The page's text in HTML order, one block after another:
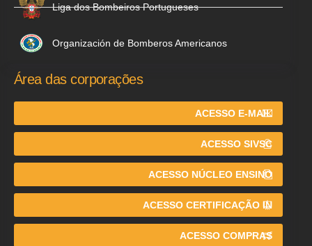
Liga dos Bombeiros Portugueses
Organización de Bomberos Americanos
Área das corporações
ACESSO E-MAIL
ACESSO SIVSC
ACESSO NÚCLEO ENSINO
ACESSO CERTIFICAÇÃO IN
ACESSO COMPRAS